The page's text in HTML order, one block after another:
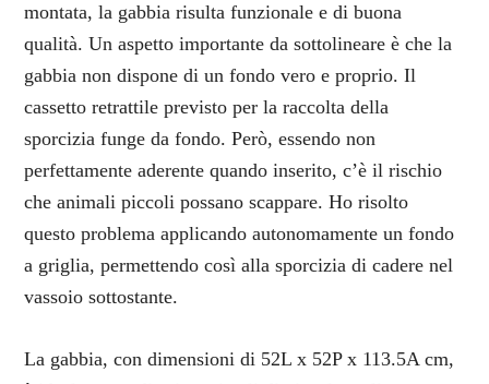
montata, la gabbia risulta funzionale e di buona
qualità. Un aspetto importante da sottolineare è che la
gabbia non dispone di un fondo vero e proprio. Il
cassetto retrattile previsto per la raccolta della
sporcizia funge da fondo. Però, essendo non
perfettamente aderente quando inserito, c’è il rischio
che animali piccoli possano scappare. Ho risolto
questo problema applicando autonomamente un fondo
a griglia, permettendo così alla sporcizia di cadere nel
vassoio sottostante.
La gabbia, con dimensioni di 52L x 52P x 113.5A cm,